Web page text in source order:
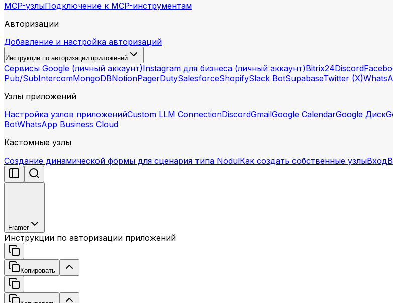
MCP-узлыПодключение к MCP-инструментам
Авторизации
Добавление и настройка авторизаций
Инструкции по авторизации приложений
Сервисы Google (личный аккаунт)Instagram для бизнеса (личный аккаунт)Bitrix24Discord
Pub/SubIntercomMongoDBNotionPagerDutySalesforceShopifySlack BotSupabaseTwitter (X)
Узлы приложений
Настройка узлов приложенийCustom LLM ConnectionDiscordGmailGoogle CalendarGoogle Диск
BotWhatsApp Business Cloud
Кастомные узлы
Создание динамической формы для сценария типа NodulКак создать собственные узлыВход
Framer
Инструкции по авторизации приложений
Копировать